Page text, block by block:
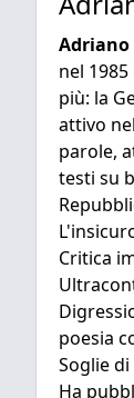
Adriano
nel
più: la
attivo
parole,
testi su
Critica
poesia
Soglie
Ha